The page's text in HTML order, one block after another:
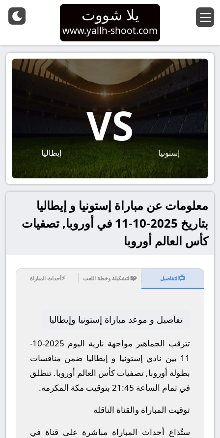
يلا شووت
www.yallh-shoot.com
إستونيا
VS
إيطاليا
معلومات عن مباراة إستونيا و إيطاليا
بتاريخ 2025-10-11 في أوروبا, تصفيات
كأس العالم أوروبا
📺التفاصيل 🧩التشكيلة وخطة اللعب ⚡أحداث المباراة
تفاصيل و موعد مباراة إستونيا وإيطاليا
تترقب الجماهير مواجهة نارية اليوم 2025-10-
11 بين نادي إستونيا و إيطاليا ضمن منافسات
بطولة أوروبا, تصفيات كأس العالم أوروبا. تنطلق
في تمام الساعة 21:45 بتوقيت مكة المكرمة.
توقيت المباراة والقناة الناقلة
ستُذاع أحداث المباراة مباشرة على قناة في